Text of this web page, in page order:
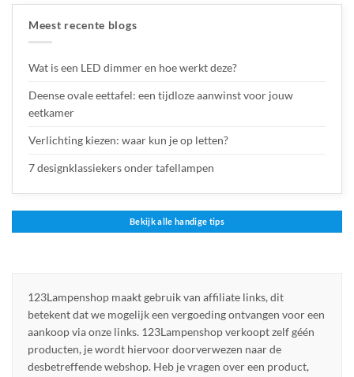
Meest recente blogs
Wat is een LED dimmer en hoe werkt deze?
Deense ovale eettafel: een tijdloze aanwinst voor jouw
eetkamer
Verlichting kiezen: waar kun je op letten?
7 designklassiekers onder tafellampen
Bekijk alle handige tips
123Lampenshop maakt gebruik van affiliate links, dit
betekent dat we mogelijk een vergoeding ontvangen voor een
aankoop via onze links. 123Lampenshop verkoopt zelf géén
producten, je wordt hiervoor doorverwezen naar de
desbetreffende webshop. Heb je vragen over een product,